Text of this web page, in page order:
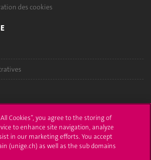
des cookies
All Cookies”, you agree to the storing of
to enhance site navigation, analyze
in our marketing efforts. You accept
(unige.ch) as well as the sub domains